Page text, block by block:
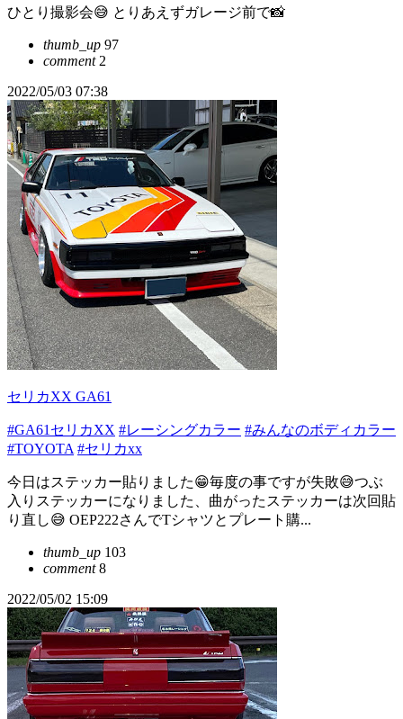
ひとり撮影会😅 とりあえずガレージ前で📸
thumb_up 97
comment2
2022/05/03 07:38
セリカXX GA61
#GA61セリカXX #レーシングカラー #みんなのボディカラー
#TOYOTA #セリカxx
今日はステッカー貼りました😁毎度の事ですが失敗😅つぶ
入りステッカーになりました、曲がったステッカーは次回貼
り直し😅 OEP222さんでTシャツとプレート購...
thumb_up 103
comment8
2022/05/02 15:09